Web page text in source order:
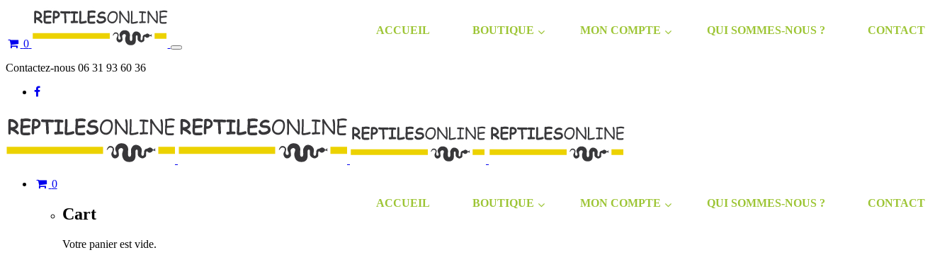
ACCUEIL BOUTIQUE MON COMPTE QUI SOMMES-NOUS ?
CONTACT
0
Toggle
Contactez-nous 06 31 93 60 36
ACCUEIL BOUTIQUE MON COMPTE QUI SOMMES-NOUS ? CONTACT
0
Cart
Votre panier est vide.